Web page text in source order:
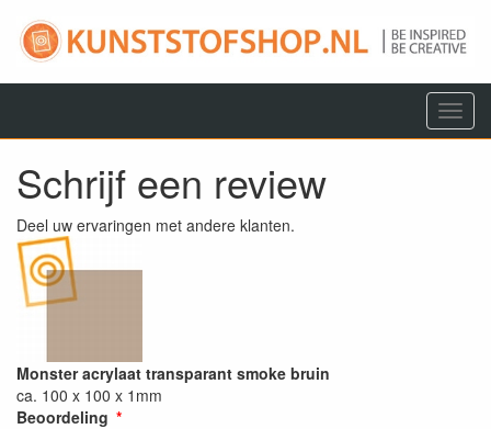
Menu
Schrijf een review
Deel uw ervaringen met andere klanten.
Monster acrylaat transparant smoke bruin
ca. 100 x 100 x 1mm
Beoordeling